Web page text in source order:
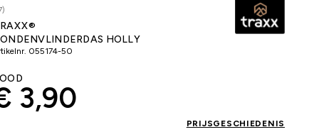
HOLLY
055174-50
3,90
PRIJSGESCHIEDENIS